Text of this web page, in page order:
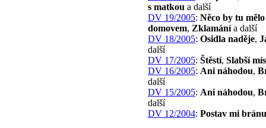
s matkou a další
DV 19/2005: Něco by tu
domovem, Zklamánía další
DV 18/2005: Osidla naděje,
další
DV 17/2005: Štěstí, Slabší
DV 16/2005: Ani náhodou,
další
DV 15/2005: Ani náhodou,
další
DV 12/2004: Postav mi bránu